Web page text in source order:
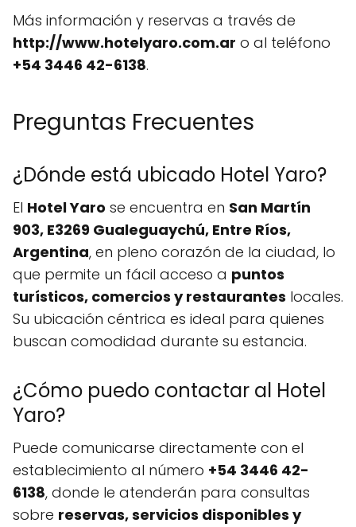
Más información y reservas a través de
http://www.hotelyaro.com.ar o al teléfono
+54 3446 42-6138.
Preguntas Frecuentes
¿Dónde está ubicado Hotel Yaro?
El Hotel Yaro se encuentra en San Martín
903, E3269 Gualeguaychú, Entre Ríos,
Argentina, en pleno corazón de la ciudad, lo
que permite un fácil acceso a puntos
turísticos, comercios y restaurantes locales.
Su ubicación céntrica es ideal para quienes
buscan comodidad durante su estancia.
¿Cómo puedo contactar al Hotel
Yaro?
Puede comunicarse directamente con el
establecimiento al número +54 3446 42-
6138, donde le atenderán para consultas
sobre reservas, servicios disponibles y